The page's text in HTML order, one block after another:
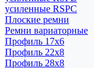
усиленные RSPC
Плоские ремни
Ремни вариаторные
Профиль 17x6
Профиль 22x8
Профиль 28x8